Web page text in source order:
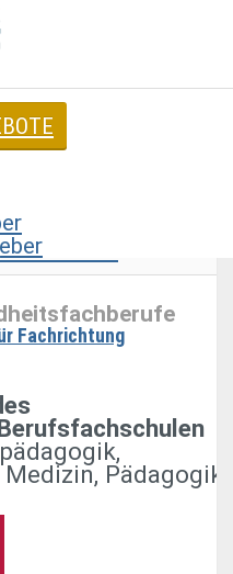
LEHRER
Fachrichtung
Pädagogik